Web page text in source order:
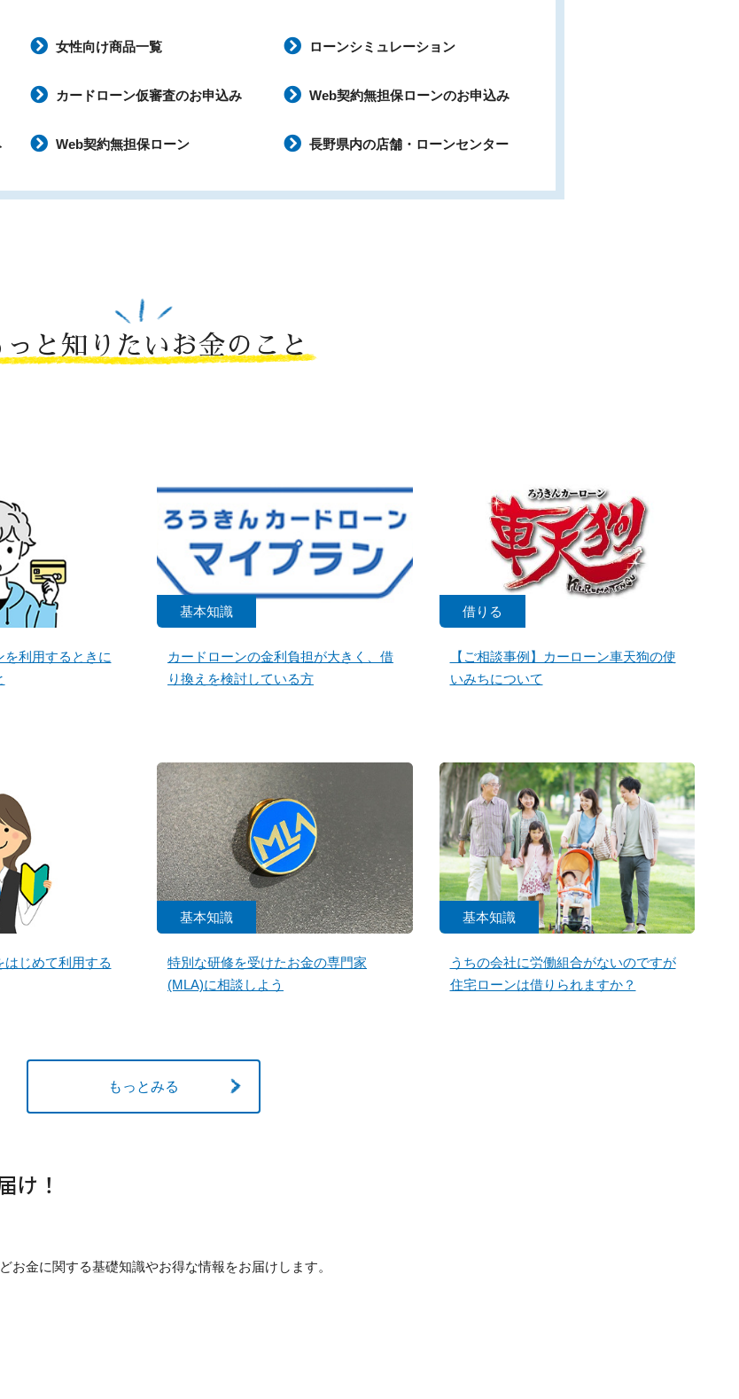
女性向け商品一覧 ローンシミュレーション
カードローン仮審査のお申込み Web契約無担保ローンのお申込み
Web契約無担保ローン 長野県内の店舗・ローンセンター
っと知りたいお金のこと
利用するときに
基本知識
カードローンの金利負担が大きく、借
り換えを検討している方
借りる
【ご相談事例】カーローン車天狗の使
いみちについて
はじめて利用する
基本知識
特別な研修を受けたお金の専門家
(MLA)に相談しよう
基本知識
うちの会社に労働組合がないのですが
住宅ローンは借りられますか？
もっとみる
け！
金に関する基礎知識やお得な情報をお届けします。